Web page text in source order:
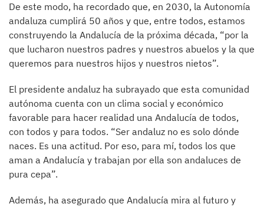
De este modo, ha recordado que, en 2030, la Autonomía
andaluza cumplirá 50 años y que, entre todos, estamos
construyendo la Andalucía de la próxima década, “por la
que lucharon nuestros padres y nuestros abuelos y la que
queremos para nuestros hijos y nuestros nietos”.
El presidente andaluz ha subrayado que esta comunidad
autónoma cuenta con un clima social y económico
favorable para hacer realidad una Andalucía de todos,
con todos y para todos. “Ser andaluz no es solo dónde
naces. Es una actitud. Por eso, para mí, todos los que
aman a Andalucía y trabajan por ella son andaluces de
pura cepa”.
Además, ha asegurado que Andalucía mira al futuro y